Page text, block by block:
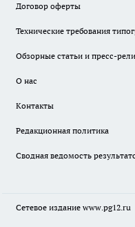
Договор оферты
Технические требования
Обзорные статьи и пресс-
О нас
Контакты
Редакционная политика
Сводная ведомость
Сетевое издание www.pg12.ru